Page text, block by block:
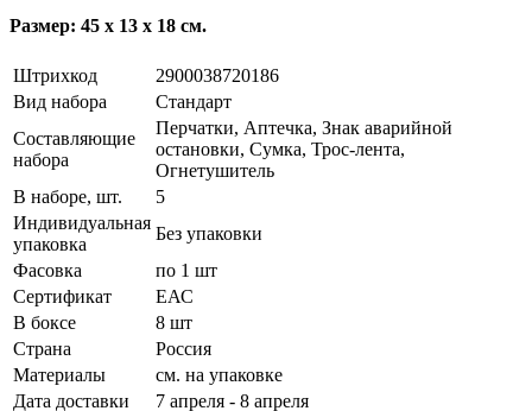
Размер: 45 х 13 х 18 см.
Штрихкод
2900038720186
Вид набора
Стандарт
Составляющие
набора
Перчатки, Аптечка, Знак аварийной
остановки, Сумка, Трос-лента,
Огнетушитель
В наборе, шт.
5
Индивидуальная
упаковка
Без упаковки
Фасовка
по 1 шт
Сертификат
ЕАС
В боксе
8 шт
Страна
Россия
Материалы
см. на упаковке
Дата доставки
7 апреля - 8 апреля